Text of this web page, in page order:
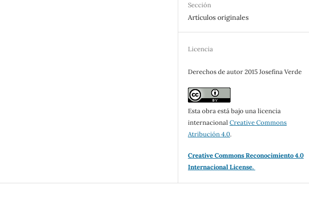
Sección
Artículos originales
Licencia
Derechos de autor 2015 Josefina Verde
Esta obra está bajo una licencia
internacionalCreative Commons
Atribución 4.0.
Creative Commons Reconocimiento 4.0
Internacional License.